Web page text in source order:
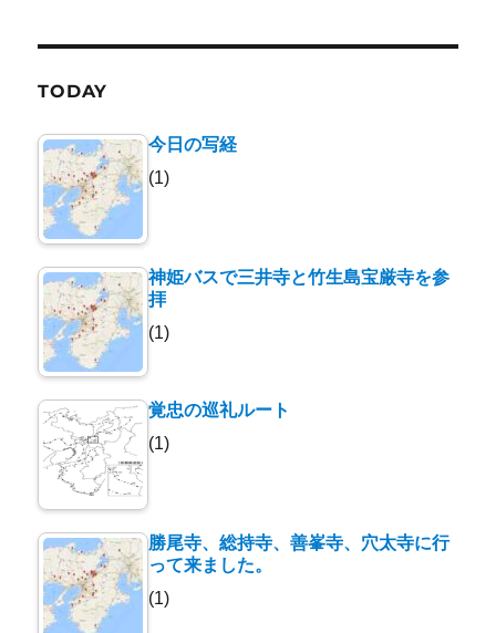
TODAY
今日の写経
(1)
神姫バスで三井寺と竹生島宝厳寺を参
拝
(1)
覚忠の巡礼ルート
(1)
勝尾寺、総持寺、善峯寺、穴太寺に行
って来ました。
(1)